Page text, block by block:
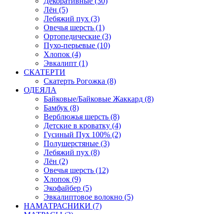
Лён (5)
Лебяжий пух (3)
Овечья шерсть (1)
Ортопедические (3)
Пухо-перьевые (10)
Хлопок (4)
Эвкалипт (1)
СКАТЕРТИ
Скатерть Рогожка (8)
ОДЕЯЛА
Байковые/Байковые Жаккард (8)
Бамбук (8)
Верблюжья шерсть (8)
Детские в кроватку (4)
Гусиный Пух 100% (2)
Полушерстяные (3)
Лебяжий пух (8)
Лён (2)
Овечья шерсть (12)
Хлопок (9)
Экофайбер (5)
Эвкалиптовое волокно (5)
НАМАТРАСНИКИ (7)